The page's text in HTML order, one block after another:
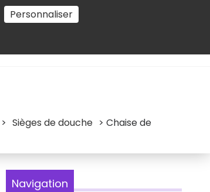
Personnaliser
> Sièges de douche > Chaise de
Navigation